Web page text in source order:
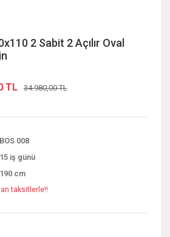
2 Sabit 2 Açılır Oval
TL 34.980,00 TL
BOS 008
15 iş günü
190 cm
taksitlerle!!